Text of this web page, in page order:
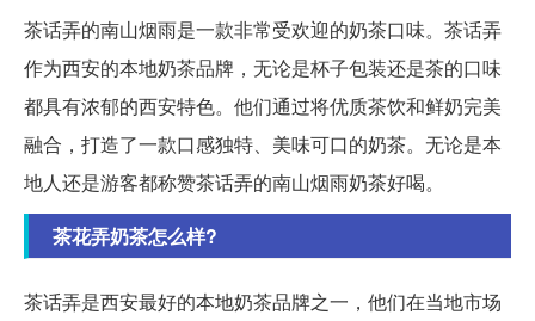
茶话弄的南山烟雨是一款非常受欢迎的奶茶口味。茶话弄
作为西安的本地奶茶品牌，无论是杯子包装还是茶的口味
都具有浓郁的西安特色。他们通过将优质茶饮和鲜奶完美
融合，打造了一款口感独特、美味可口的奶茶。无论是本
地人还是游客都称赞茶话弄的南山烟雨奶茶好喝。
茶花弄奶茶怎么样?
茶话弄是西安最好的本地奶茶品牌之一，他们在当地市场